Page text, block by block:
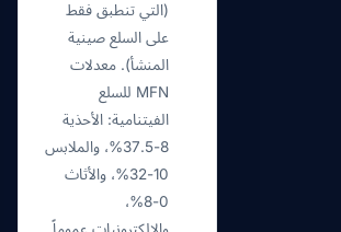
(التي تنطبق فقط
على السلع صينية
المنشأ). معدلات
MFN للسلع
الفيتنامية: الأحذية
8-37.5%، والملابس
10-32%، والأثاث
0-8%،